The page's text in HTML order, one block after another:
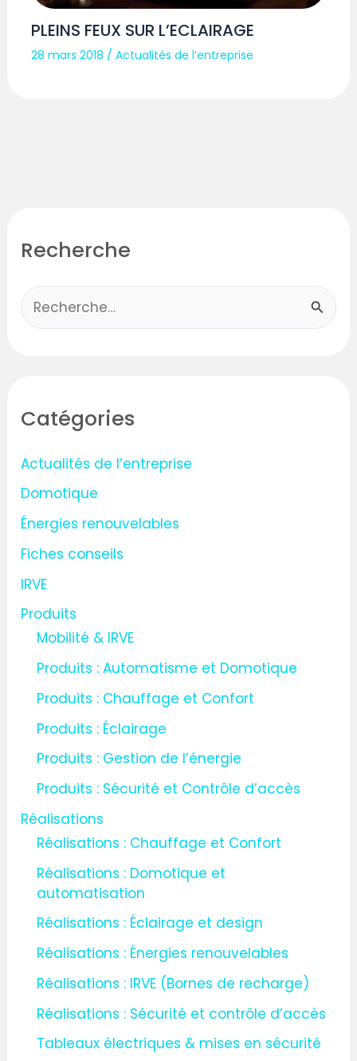
PLEINS FEUX SUR L’ECLAIRAGE
28 mars 2018 /Actualités de l’entreprise
Recherche
R
e
c
h
e
r
:
Catégories
Actualités de l’entreprise
Domotique
Énergies renouvelables
Fiches conseils
IRVE
Produits
Mobilité & IRVE
Produits : Automatisme et Domotique
Produits : Chauffage et Confort
Produits : Éclairage
Produits : Gestion de l’énergie
Produits : Sécurité et Contrôle d’accès
Réalisations
Réalisations : Chauffage et Confort
Réalisations : Domotique et
automatisation
Réalisations : Éclairage et design
Réalisations : Énergies renouvelables
Réalisations : IRVE (Bornes de recharge)
Réalisations : Sécurité et contrôle d’accès
Tableaux électriques & mises en sécurité